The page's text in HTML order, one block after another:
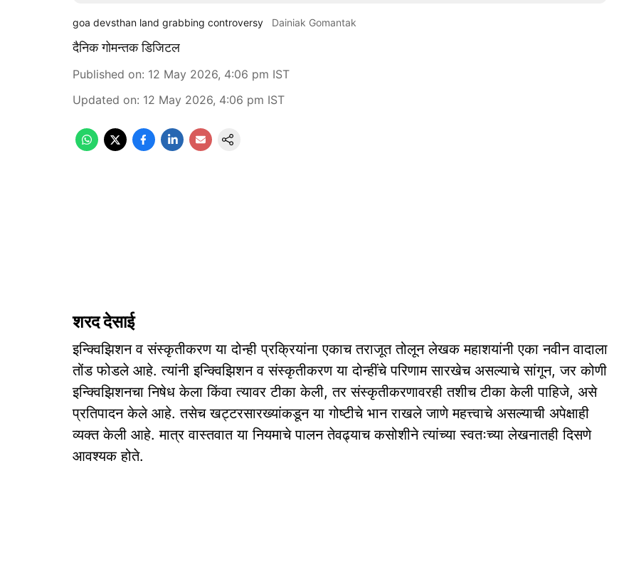
goa devsthan land grabbing controversy Dainiak Gomantak
दैनिक गोमन्तक डिजिटल
Published on: 12 May 2026, 4:06 pm IST
Updated on: 12 May 2026, 4:06 pm IST
शरद देसाई
इन्क्विझिशन व संस्कृतीकरण या दोन्ही प्रक्रियांना एकाच तराजूत तोलून लेखक महाशयांनी एका नवीन वादाला
तोंड फोडले आहे. त्यांनी इन्क्विझिशन व संस्कृतीकरण या दोन्हींचे परिणाम सारखेच असल्याचे सांगून, जर कोणी
इन्क्विझिशनचा निषेध केला किंवा त्यावर टीका केली, तर संस्कृतीकरणावरही तशीच टीका केली पाहिजे, असे
प्रतिपादन केले आहे. तसेच खट्टरसारख्यांकडून या गोष्टीचे भान राखले जाणे महत्त्वाचे असल्याची अपेक्षाही
व्यक्त केली आहे. मात्र वास्तवात या नियमाचे पालन तेवढ्याच कसोशीने त्यांच्या स्वतःच्या लेखनातही दिसणे
आवश्यक होते.